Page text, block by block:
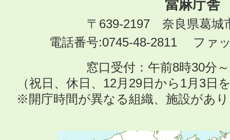
當麻庁舎
〒639-2197 奈良県葛城
電話番号:0745-48-2811 ファ
窓口受付：午前8時30分
（祝日、休日、12月29日から1月3日
※開庁時間が異なる組織、施設があ